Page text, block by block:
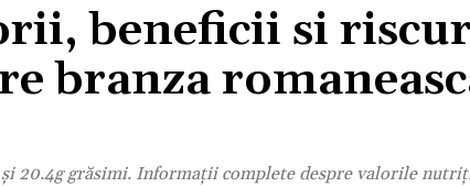
beneficii si
branza
și 20.4g grăsimi. Informații complete despre valorile